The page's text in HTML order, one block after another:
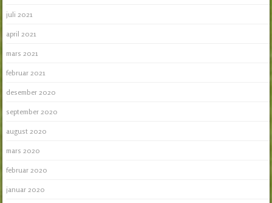
juli 2021
april 2021
mars 2021
februar 2021
desember 2020
september 2020
august 2020
mars 2020
februar 2020
januar 2020